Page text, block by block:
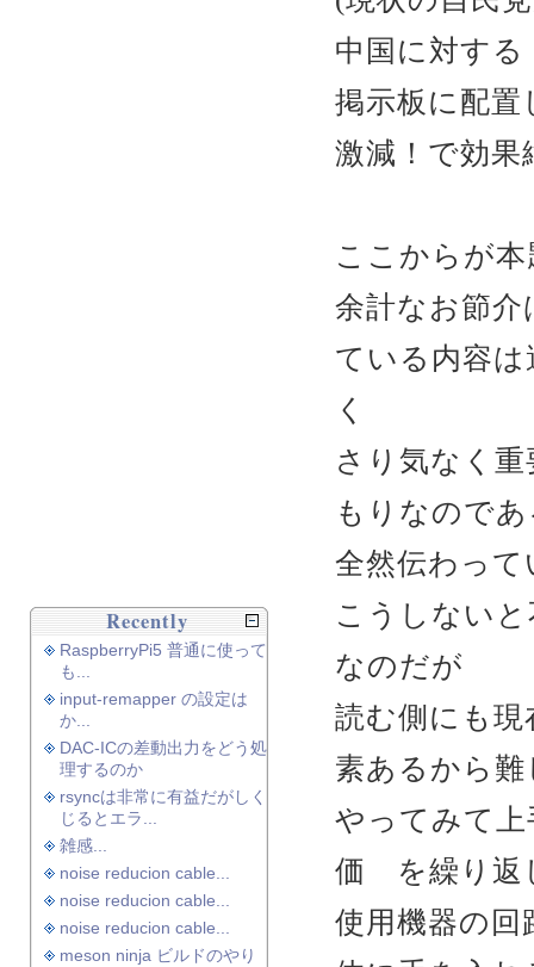
中国に対す
掲示板に配置
激減！で効果
ここからが本
余計なお節
ている内容
く
さり気なく
もりなので
全然伝わっ
こうしない
なのだが
読む側にも現
素あるから難
やってみて
価 を繰り返
使用機器の回
Recently
RaspberryPi5 普通に使って
も...
input-remapper の設定は
か...
DAC-ICの差動出力をどう処
理するのか
rsyncは非常に有益だがしく
じるとエラ...
雑感...
noise reducion cable...
noise reducion cable...
noise reducion cable...
meson ninja ビルドのやり